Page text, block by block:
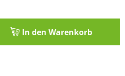
den gewünschten
In den Warenkorb